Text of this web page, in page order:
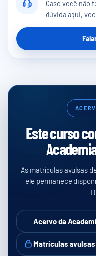
no Módulo “Como enviar
A equipe do Você
corridos para corrigir e
Caso você não
dúvida aqui,
Este curso
As matrículas avulsas
ele permanece
Acervo da
Matrículas